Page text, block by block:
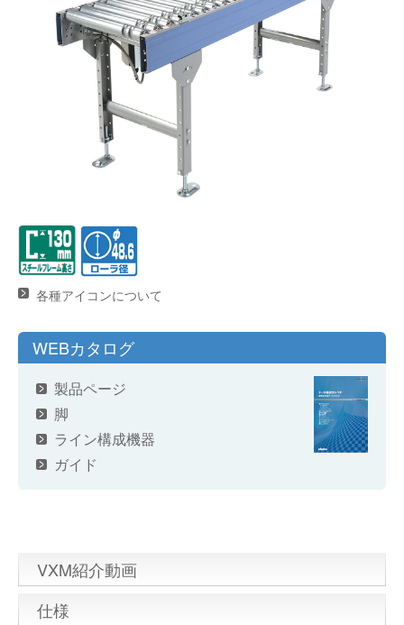
バンニング・デバンニングシステム
バーチカル装置（垂直搬送機）
オークラの取組み
プライバシーポリシー
サイトポリシー
各種アイコンについて
WEBカタログ
製品ページ
脚
ライン構成機器
ガイド
VXM紹介動画
仕様